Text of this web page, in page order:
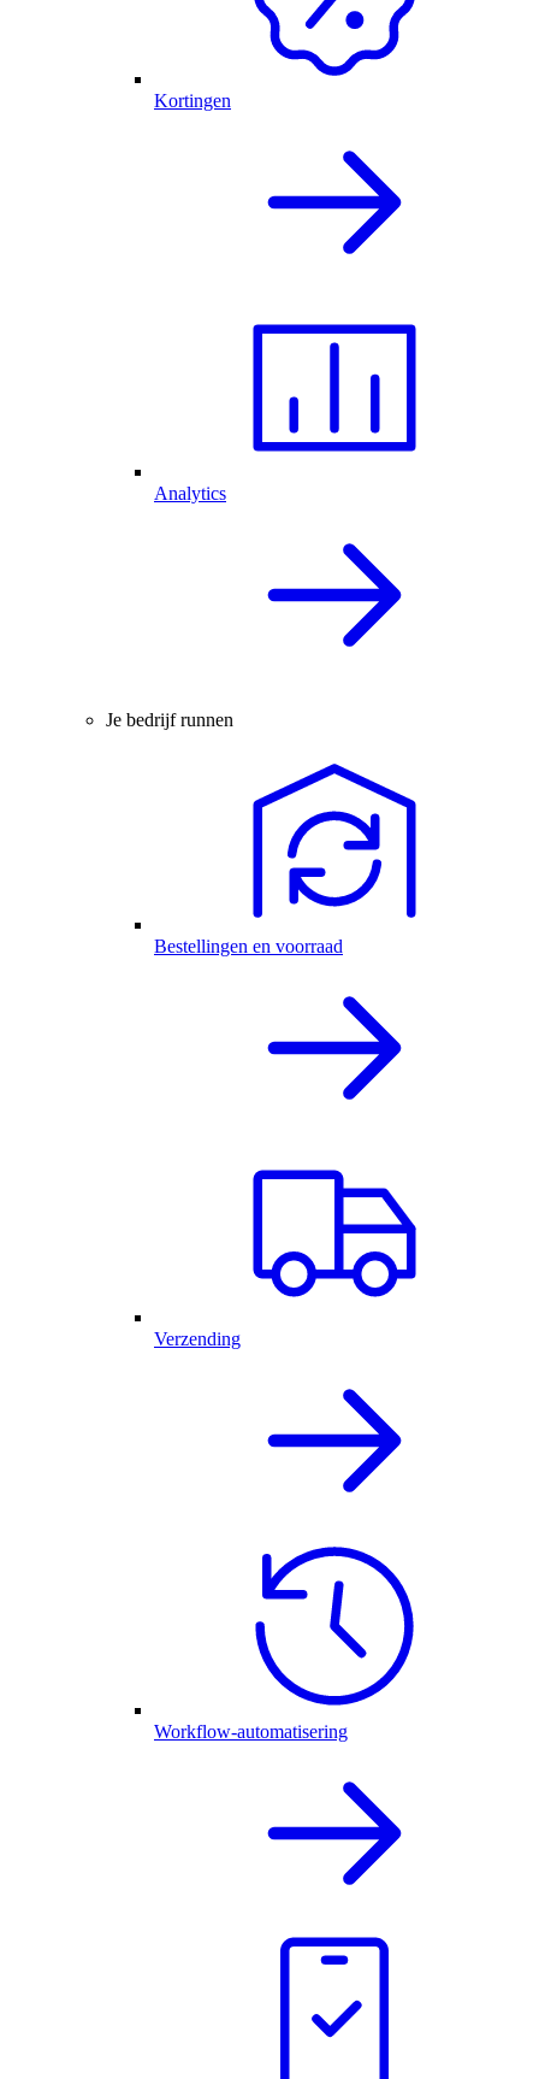
Kortingen
Analytics
Je bedrijf runnen
Bestellingen en voorraad
Verzending
Workflow-automatisering